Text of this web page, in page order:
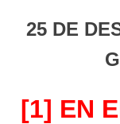
25 DE
[1] EN